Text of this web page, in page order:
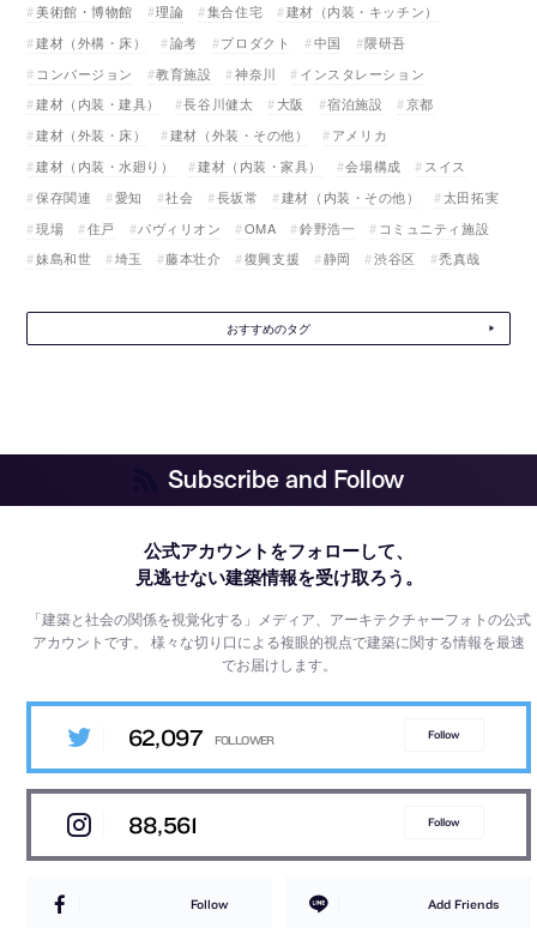
美術館・博物館
理論 集合住宅
建材（内装・キッチン）
建材（外構・床）
論考 プロダクト 中国
隈研吾
コンバージョン
教育施設 神奈川
インスタレーション
建材（内装・建具）
長谷川健太 大阪 宿泊施設
京都
建材（外装・床）
建材（外装・その他）
アメリカ
建材（内装・水廻り）
建材（内装・家具） 会場構成
スイス
保存関連
愛知 社会 長坂常 建材（内装・その他）
太田拓実
現場
住戸 パヴィリオン OMA 鈴野浩一
コミュニティ施設
妹島和世
埼玉 藤本壮介 復興支援 静岡 渋谷区 禿真哉
おすすめのタグ
Subscribe and Follow
公式アカウントをフォローして、
見逃せない建築情報を受け取ろう。
「建築と社会の関係を視覚化する」メディア、アーキテクチャーフォトの公式
アカウントです。様々な切り口による複眼的視点で建築に関する情報を最速
でお届けします。
62,097 Follow
88,561 Follow
Follow Add Friends